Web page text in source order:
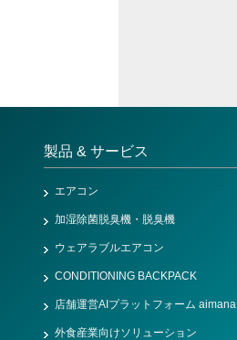
製品 & サービス
エアコン
加湿除菌脱臭機・脱臭機
ウェアラブルエアコン
CONDITIONING BACKPACK
店舗運営AIプラットフォーム aimana
外食産業向けソリューション